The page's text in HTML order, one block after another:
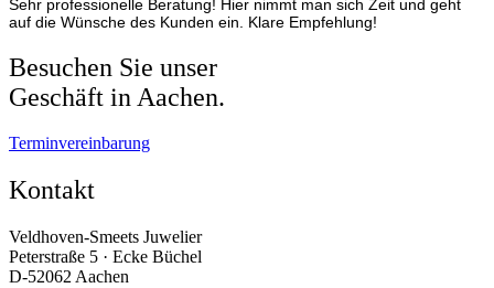
Sehr professionelle Beratung! Hier nimmt man sich Zeit und geht
auf die Wünsche des Kunden ein. Klare Empfehlung!
Besuchen Sie unser
Geschäft in Aachen.
Terminvereinbarung
Kontakt
Veldhoven-Smeets Juwelier
Peterstraße 5 · Ecke Büchel
D-52062 Aachen